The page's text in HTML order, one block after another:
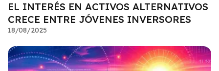
EL INTERÉS EN ACTIVOS ALTERNATIVOS
CRECE ENTRE JÓVENES INVERSORES
18/08/2025